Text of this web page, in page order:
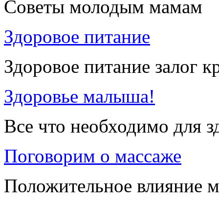
Советы молодым мамам
Здоровое питание
Здоровое питание залог
Здоровье малыша!
Все что необходимо для
Поговорим о массаже
Положительное влияние